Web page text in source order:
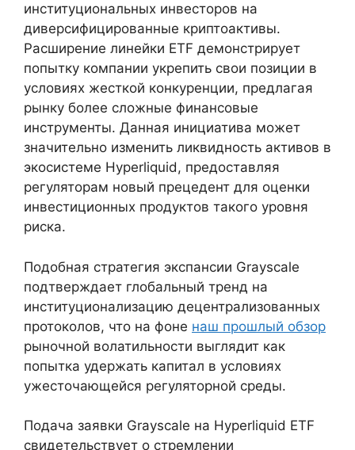
институциональных инвесторов на
диверсифицированные криптоактивы.
Расширение линейки ETF демонстрирует
попытку компании укрепить свои позиции в
условиях жесткой конкуренции, предлагая
рынку более сложные финансовые
инструменты. Данная инициатива может
значительно изменить ликвидность активов в
экосистеме Hyperliquid, предоставляя
регуляторам новый прецедент для оценки
инвестиционных продуктов такого уровня
риска.
Подобная стратегия экспансии Grayscale
подтверждает глобальный тренд на
институционализацию децентрализованных
протоколов, что на фоне наш прошлый обзор
рыночной волатильности выглядит как
попытка удержать капитал в условиях
ужесточающейся регуляторной среды.
Подача заявки Grayscale на Hyperliquid ETF
свидетельствует о стремлении